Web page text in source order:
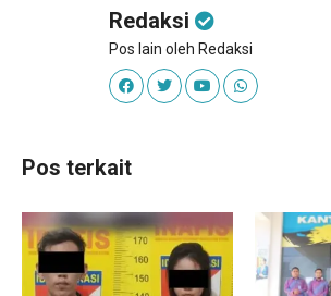
Redaksi
Pos lain oleh Redaksi
Pos terkait